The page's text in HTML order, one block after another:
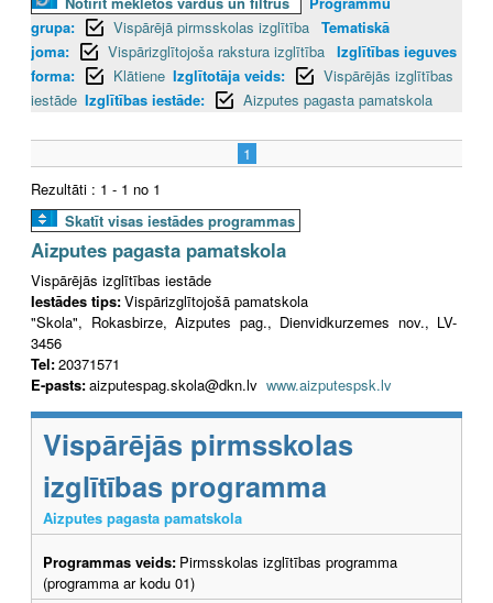
grupa:
Vispārējā pirmsskolas izglītība Tematiskā
joma:
Vispārizglītojoša rakstura izglītība Izglītības ieguves
forma:
Klātiene Izglītotāja veids:
Vispārējās izglītības
iestāde Izglītības iestāde: Aizputes pagasta pamatskola
1
Rezultāti : 1 - 1 no 1
Skatīt visas iestādes programmas
Aizputes pagasta pamatskola
Vispārējās izglītības iestāde
Iestādes tips:Vispārizglītojošā pamatskola
"Skola", Rokasbirze, Aizputes pag., Dienvidkurzemes nov., LV-
3456
Tel:20371571
E-pasts:aizputespag.skola@dkn.lv www.aizputespsk.lv
Vispārējās pirmsskolas
izglītības programma
Aizputes pagasta pamatskola
Programmas veids: Pirmsskolas izglītības programma
(programma ar kodu 01)